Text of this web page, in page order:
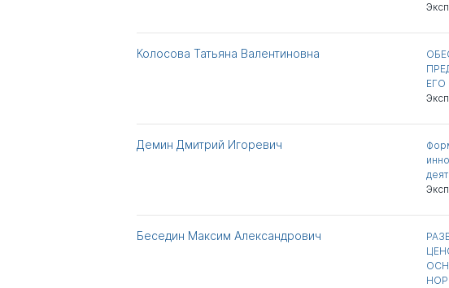
Колосова Татьяна Валентиновна
Демин Дмитрий Игоревич
Беседин Максим Александрович